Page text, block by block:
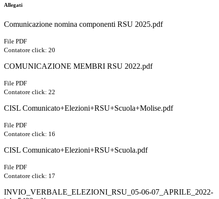
Allegati
Comunicazione nomina componenti RSU 2025.pdf
File PDF
Contatore click: 20
COMUNICAZIONE MEMBRI RSU 2022.pdf
File PDF
Contatore click: 22
CISL Comunicato+Elezioni+RSU+Scuola+Molise.pdf
File PDF
Contatore click: 16
CISL Comunicato+Elezioni+RSU+Scuola.pdf
File PDF
Contatore click: 17
INVIO_VERBALE_ELEZIONI_RSU_05-06-07_APRILE_2022-